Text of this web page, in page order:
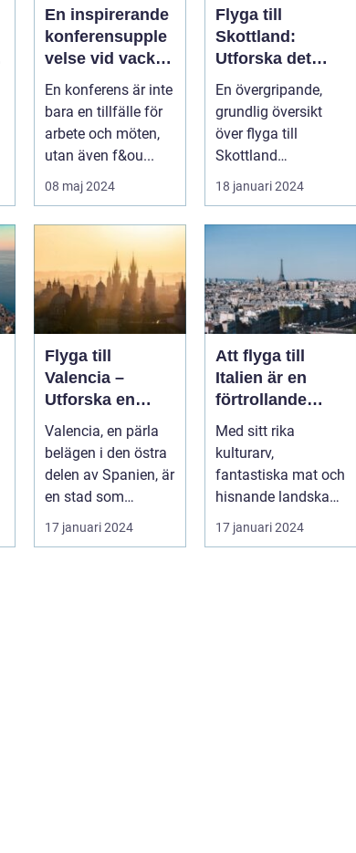
En inspirerande
konferensupple
velse vid vackra
Tylösand
En konferens är inte
bara en tillfälle för
arbete och möten,
utan även f&ou...
08 maj 2024
Flyga till
Skottland:
Utforska det
vackra landet på
ännu enklast
sätt
En övergripande,
grundlig översikt
över flyga till
Skottland
18 januari 2024
Flyga till
Valencia –
Utforska en
färgstark stad i
Spanien
Valencia, en pärla
belägen i den östra
delen av Spanien, är
en stad som
kombinerar kustens
skönhet m...
17 januari 2024
Att flyga till
Italien är en
förtrollande
upplevelse som
lockar besökare
från hela
världen
Med sitt rika
kulturarv,
fantastiska mat och
hisnande landskap
har landet blivit en
av de populärast...
17 januari 2024